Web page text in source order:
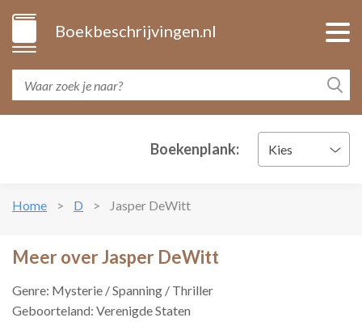
Boekbeschrijvingen.nl
Boekenplank: Kies
Home D Jasper DeWitt
Meer over Jasper DeWitt
Genre: Mysterie / Spanning / Thriller
Geboorteland: Verenigde Staten